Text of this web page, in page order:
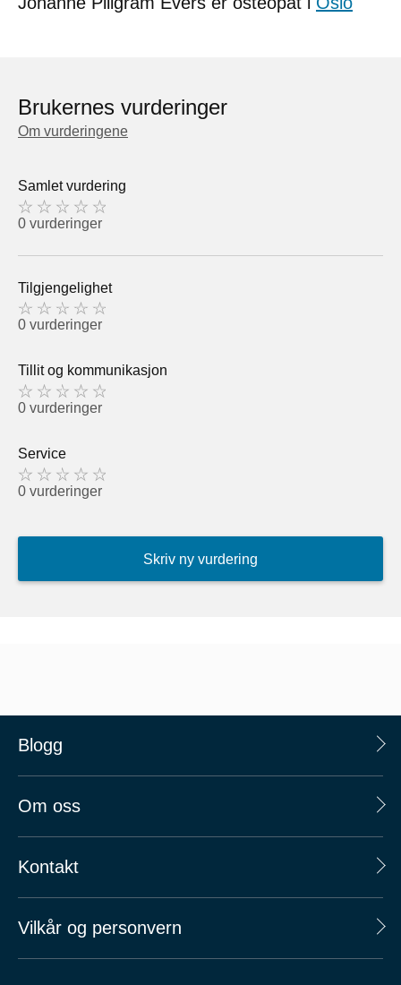
Brukernes vurderinger
Om vurderingene
Samlet vurdering
0 vurderinger
Tilgjengelighet
0 vurderinger
Tillit og kommunikasjon
0 vurderinger
Service
0 vurderinger
Skriv ny vurdering
Blogg
Om oss
Kontakt
Vilkår og personvern